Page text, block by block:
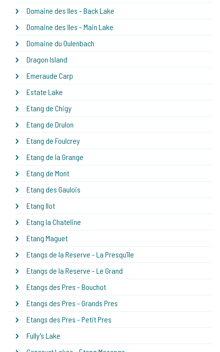
Domaine des Iles - Back Lake
Domaine des Iles - Main Lake
Domaine du Oulenbach
Dragon Island
Emeraude Carp
Estate Lake
Etang de Chigy
Etang de Drulon
Etang de Foulcrey
Etang de la Grange
Etang de Mont
Etang des Gaulois
Etang Ilot
Etang la Chateline
Etang Maguet
Etangs de la Reserve - La Presqu'île
Etangs de la Reserve - Le Grand
Etangs des Pres - Bouchot
Etangs des Pres - Grands Pres
Etangs des Pres - Petit Pres
Fully's Lake